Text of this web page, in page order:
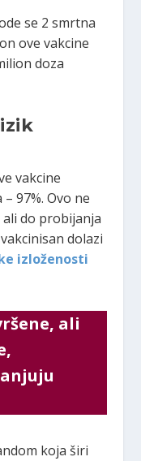
se 2 smrtna
ove vakcine
doza
vakcine
97%. Ovo ne
do probijanja
dolazi
izloženosti
ali
koja širi